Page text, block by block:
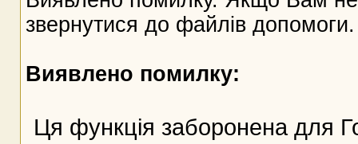
звернутися до файлів допомоги.
Виявлено помилку:
Ця функція заборонена для